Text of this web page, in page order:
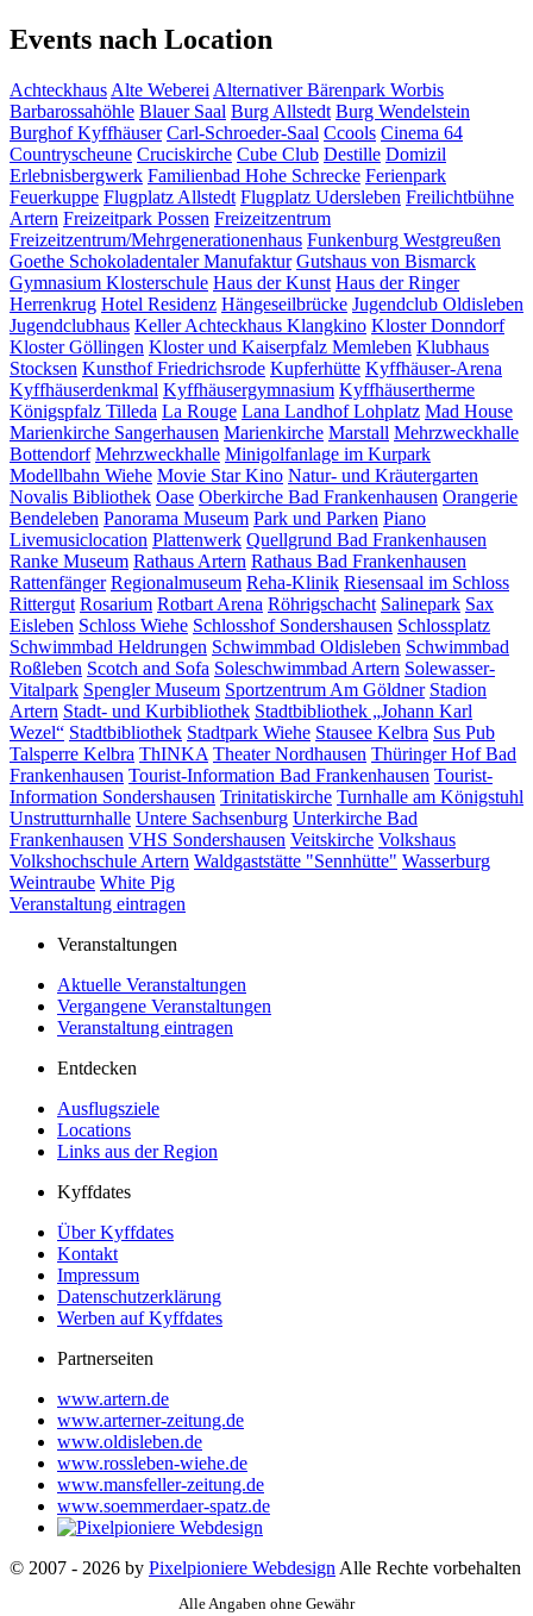
Events nach Location
Achteckhaus Alte Weberei Alternativer Bärenpark Worbis
Barbarossahöhle Blauer Saal Burg Allstedt Burg Wendelstein
Burghof Kyffhäuser Carl-Schroeder-Saal Ccools Cinema 64
Countryscheune Cruciskirche Cube Club Destille Domizil
Erlebnisbergwerk Familienbad Hohe Schrecke Ferienpark
Feuerkuppe Flugplatz Allstedt Flugplatz Udersleben Freilichtbühne
Artern Freizeitpark Possen Freizeitzentrum
Freizeitzentrum/Mehrgenerationenhaus Funkenburg Westgreußen
Goethe Schokoladentaler Manufaktur Gutshaus von Bismarck
Gymnasium Klosterschule Haus der Kunst Haus der Ringer
Herrenkrug Hotel Residenz Hängeseilbrücke Jugendclub Oldisleben
Jugendclubhaus Keller Achteckhaus Klangkino Kloster Donndorf
Kloster Göllingen Kloster und Kaiserpfalz Memleben Klubhaus
Stocksen Kunsthof Friedrichsrode Kupferhütte Kyffhäuser-Arena
Kyffhäuserdenkmal Kyffhäusergymnasium Kyffhäusertherme
Königspfalz Tilleda La Rouge Lana LandhofLohplatz Mad House
Marienkirche Sangerhausen Marienkirche Marstall Mehrzweckhalle
Bottendorf Mehrzweckhalle Minigolfanlage im Kurpark
Modellbahn Wiehe Movie Star Kino Natur- und Kräutergarten
Novalis Bibliothek Oase Oberkirche Bad Frankenhausen Orangerie
Bendeleben Panorama Museum Park und Parken Piano
Livemusiclocation Plattenwerk Quellgrund Bad Frankenhausen
Ranke Museum Rathaus Artern Rathaus Bad Frankenhausen
Rattenfänger Regionalmuseum Reha-Klinik Riesensaal im Schloss
Rittergut Rosarium Rotbart Arena Röhrigschacht Salinepark Sax
Eisleben Schloss Wiehe Schlosshof Sondershausen Schlossplatz
Schwimmbad Heldrungen Schwimmbad Oldisleben Schwimmbad
Roßleben Scotch and Sofa Soleschwimmbad Artern Solewasser-
Vitalpark Spengler Museum Sportzentrum Am Göldner Stadion
Artern Stadt- und Kurbibliothek Stadtbibliothek „Johann Karl
Wezel“ Stadtbibliothek Stadtpark Wiehe Stausee Kelbra Sus Pub
Talsperre Kelbra ThINKA Theater Nordhausen Thüringer Hof Bad
Frankenhausen Tourist-Information Bad Frankenhausen Tourist-
Information Sondershausen Trinitatiskirche Turnhalle am Königstuhl
Unstrutturnhalle Untere Sachsenburg Unterkirche Bad
Frankenhausen VHS Sondershausen Veitskirche Volkshaus
Volkshochschule Artern Waldgaststätte "Sennhütte" Wasserburg
Weintraube White Pig
Veranstaltung eintragen
Veranstaltungen
Aktuelle Veranstaltungen
Vergangene Veranstaltungen
Veranstaltung eintragen
Entdecken
Ausflugsziele
Locations
Links aus der Region
Kyffdates
Über Kyffdates
Kontakt
Impressum
Datenschutzerklärung
Werben auf Kyffdates
Partnerseiten
www.artern.de
www.arterner-zeitung.de
www.oldisleben.de
www.rossleben-wiehe.de
www.mansfeller-zeitung.de
www.soemmerdaer-spatz.de
© 2007 - 2026 by Pixelpioniere Webdesign Alle Rechte vorbehalten
Alle Angaben ohne Gewähr